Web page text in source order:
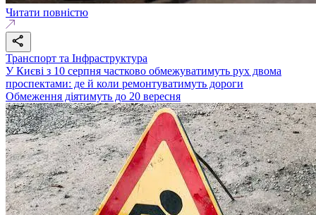
Читати повністю
Транспорт та Інфраструктура
У Києві з 10 серпня частково обмежуватимуть рух двома
проспектами: де й коли ремонтуватимуть дороги
Обмеження діятимуть до 20 вересня